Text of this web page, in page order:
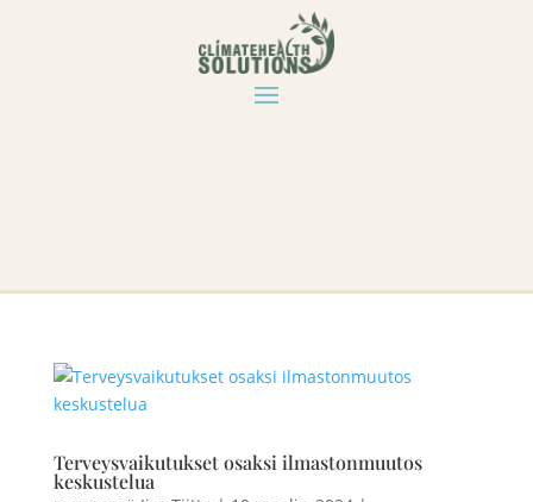
Terveysvaikutukset osaksi ilmastonmuutos
keskustelua